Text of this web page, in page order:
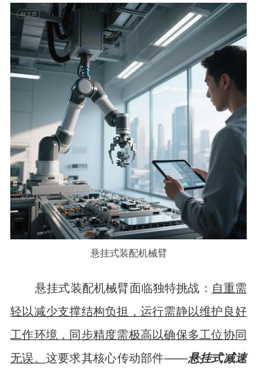
悬挂式装配机械臂
悬挂式装配机械臂面临独特挑战： 自重需
轻以减少支撑结构负担，运行需静以维护良好
工作环境，同步精度需极高以确保多工位协同
无误。 这要求其核心传动部件——悬挂式减速